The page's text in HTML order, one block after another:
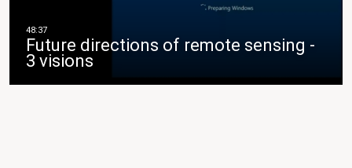
Future directions of remote sensing -
3 visions